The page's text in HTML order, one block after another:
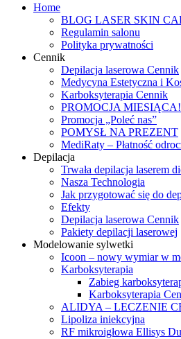
Home
BLOG LASER SKIN
Regulamin salonu
Polityka prywatności
Cennik
Depilacja laserowa Cennik
Medycyna Estetyczna i
Karboksyterapia Cennik
PROMOCJA MIESIĄCA!
Promocja „Poleć nas”
POMYSŁ NA PREZENT
MediRaty – Płatność
Depilacja
Trwała depilacja laserem
Nasza Technologia
Jak przygotować się do
Efekty
Depilacja laserowa Cennik
Pakiety depilacji laserowej
Modelowanie sylwetki
Icoon – nowy wymiar w
Karboksyterapia
Zabieg
Karboksyterapia
ALIDYA – LECZENIE
Lipoliza iniekcyjna
RF mikroigłowa Ellisys